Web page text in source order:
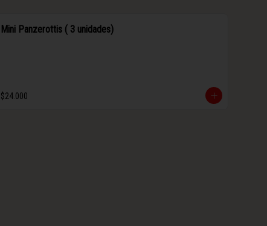
Mini Panzerottis ( 3 unidades)
$24.000